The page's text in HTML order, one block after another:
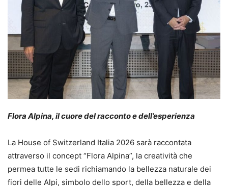
Flora Alpina, il cuore del racconto e dell’esperienza
La House of Switzerland Italia 2026 sarà raccontata
attraverso il concept “Flora Alpina”, la creatività che
permea tutte le sedi richiamando la bellezza naturale dei
fiori delle Alpi, simbolo dello sport, della bellezza e della